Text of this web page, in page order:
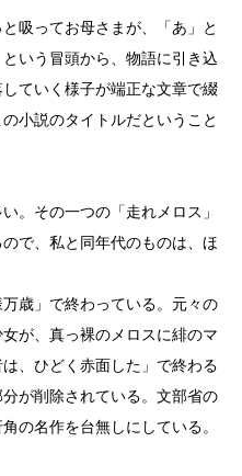
吸ってお母さまが、「あ」と
いう冒頭から、物語に引き込
ていく様子が端正な文章で綴
小説のタイトルだということ
。その一つの「走れメロス」
で、私と同年代のものは、ほ
歳」で終わっている。元々の
が、真っ裸のメロスに緋のマ
、ひどく赤面した」で終わる
が削除されている。文部省の
の名作を台無しにしている。